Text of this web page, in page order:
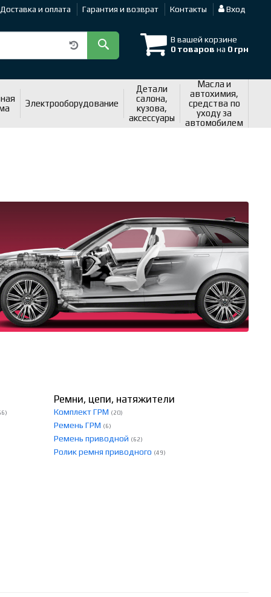
Доставка и оплата Гарантия и возврат Контакты Вход
В вашей корзине
0 товаров на 0 грн
Электрооборудование
Детали
салона,
кузова,
аксессуары
Масла и
автохимия,
средства по
уходу за
автомобилем
Ремни, цепи, натяжители
Комплект ГРМ (20)
Ремень ГРМ (6)
Ремень приводной (62)
Ролик ремня приводного (49)